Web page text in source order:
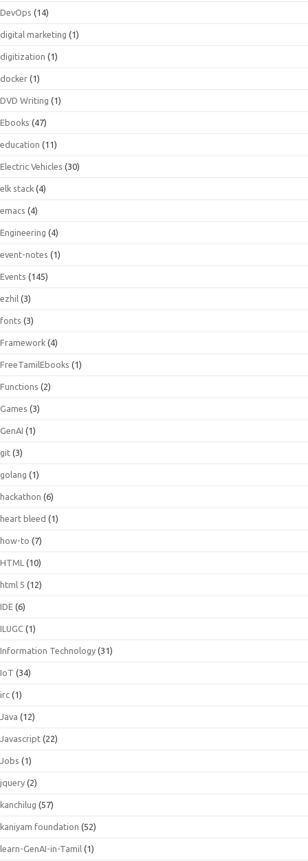
DevOps (14)
digital marketing (1)
digitization (1)
docker (1)
DVD Writing (1)
Ebooks (47)
education (11)
Electric Vehicles (30)
elk stack (4)
emacs (4)
Engineering (4)
event-notes (1)
Events (145)
ezhil (3)
fonts (3)
Framework (4)
FreeTamilEbooks (1)
Functions (2)
Games (3)
GenAI (1)
git (3)
golang (1)
hackathon (6)
heart bleed (1)
how-to (7)
HTML (10)
html 5 (12)
IDE (6)
ILUGC (1)
Information Technology (31)
IoT (34)
irc (1)
Java (12)
Javascript (22)
Jobs (1)
jquery (2)
kanchilug (57)
kaniyam foundation (52)
learn-GenAI-in-Tamil (1)